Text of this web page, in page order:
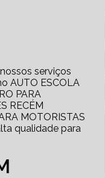
serviços
AUTO ESCOLA
PARA
RECÉM
MOTORISTAS
qualidade para